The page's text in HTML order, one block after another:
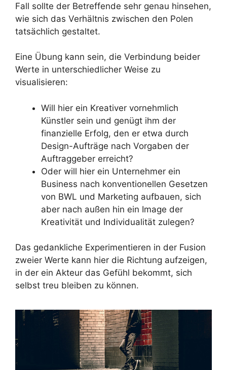
Fall sollte der Betreffende sehr genau hinsehen,
wie sich das Verhältnis zwischen den Polen
tatsächlich gestaltet.
Eine Übung kann sein, die Verbindung beider
Werte in unterschiedlicher Weise zu
visualisieren:
Will hier ein Kreativer vornehmlich
Künstler sein und genügt ihm der
finanzielle Erfolg, den er etwa durch
Design-Aufträge nach Vorgaben der
Auftraggeber erreicht?
Oder will hier ein Unternehmer ein
Business nach konventionellen Gesetzen
von BWL und Marketing aufbauen, sich
aber nach außen hin ein Image der
Kreativität und Individualität zulegen?
Das gedankliche Experimentieren in der Fusion
zweier Werte kann hier die Richtung aufzeigen,
in der ein Akteur das Gefühl bekommt, sich
selbst treu bleiben zu können.